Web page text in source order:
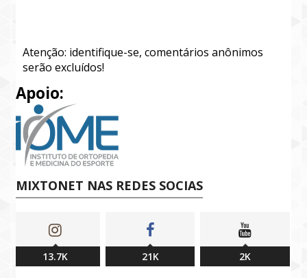
Atenção: identifique-se, comentários anônimos
serão excluídos!
Apoio:
MIXTONET NAS REDES SOCIAS
13.7K 21K 2K